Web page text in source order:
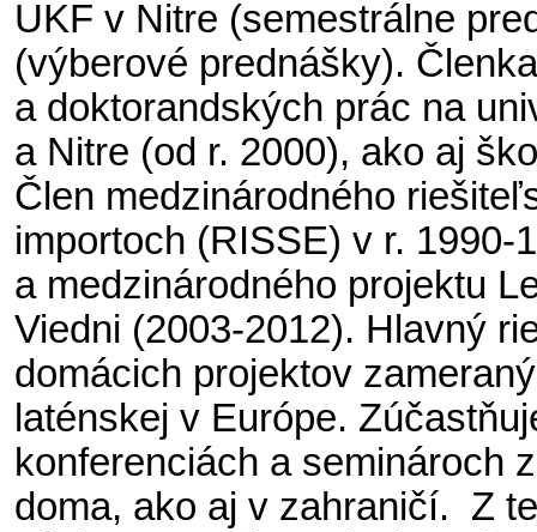
UKF v Nitre (semestrálne
(výberové prednášky). Č
a doktorandských prác na
a Nitre (od r. 2000), ako aj
Člen medzinárodného
importoch (RISSE) v r. 1990-
a medzinárodného projektu
Viedni (2003-2012). Hlavný
domácich projektov
laténskej v Európe.
konferenciách a seminároch
doma, ako aj v zahraničí. Z